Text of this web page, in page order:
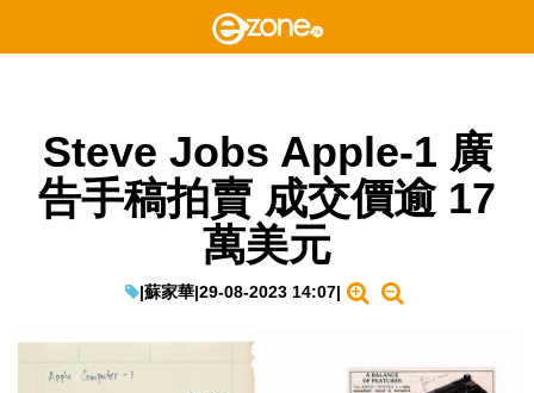
Steve Jobs Apple-1 廣
告手稿拍賣 成交價逾 17
萬美元
|蘇家華|29-08-2023 14:07|